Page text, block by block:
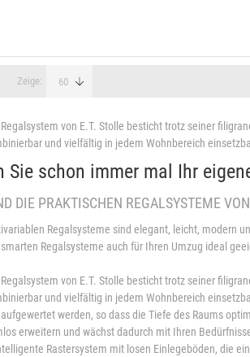
Zeige
von E.T. Stolle besticht trotz seiner
und vielfältig in jedem Wohnbereich
Sie schon immer mal Ihr
DIE PRAKTISCHEN REGALSYSTEME
Regalsysteme sind elegant, leicht, modern
Regalsysteme auch für Ihren Umzug ideal
von E.T. Stolle besticht trotz seiner
und vielfältig in jedem Wohnbereich
werden, so dass die Tiefe des Raums
erweitern und wächst dadurch mit Ihren
Rastersystem mit losen Einlegeböden, die